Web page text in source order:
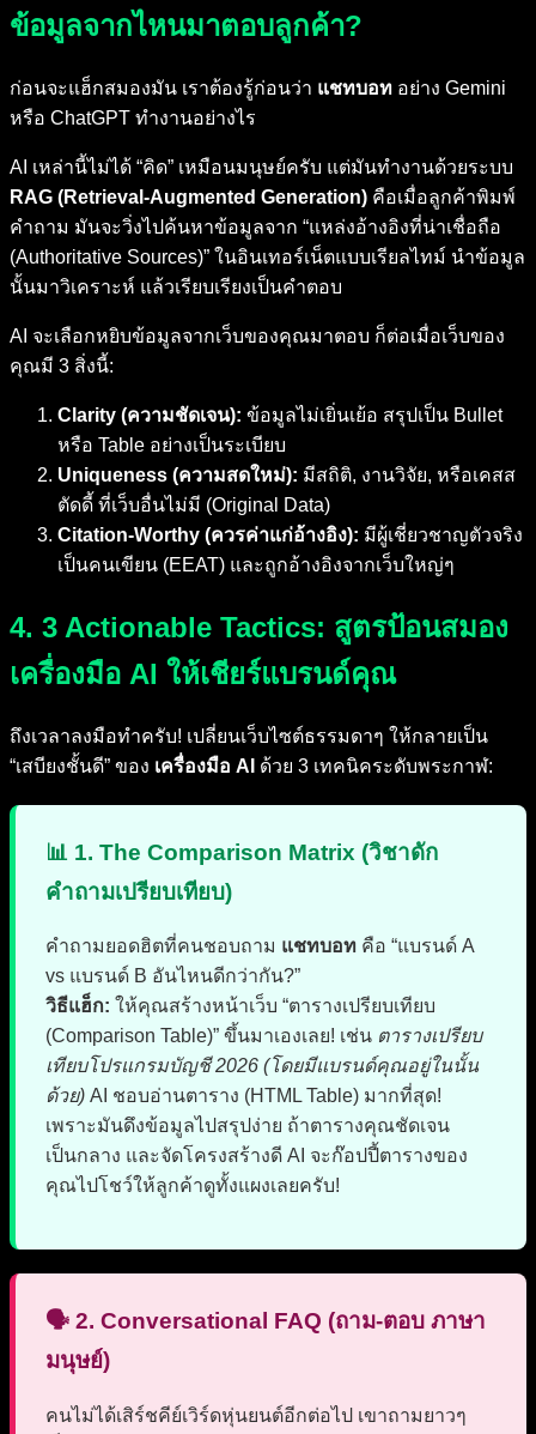
ข้อมูลจากไหนมาตอบลูกค้า?
ก่อนจะแฮ็กสมองมัน เราต้องรู้ก่อนว่า แชทบอท อย่าง Gemini
หรือ ChatGPT ทำงานอย่างไร
AI เหล่านี้ไม่ได้ “คิด” เหมือนมนุษย์ครับ แต่มันทำงานด้วยระบบ
RAG (Retrieval-Augmented Generation) คือเมื่อลูกค้าพิมพ์
คำถาม มันจะวิ่งไปค้นหาข้อมูลจาก “แหล่งอ้างอิงที่น่าเชื่อถือ
(Authoritative Sources)” ในอินเทอร์เน็ตแบบเรียลไทม์ นำข้อมูล
นั้นมาวิเคราะห์ แล้วเรียบเรียงเป็นคำตอบ
AI จะเลือกหยิบข้อมูลจากเว็บของคุณมาตอบ ก็ต่อเมื่อเว็บของ
คุณมี 3 สิ่งนี้:
Clarity (ความชัดเจน): ข้อมูลไม่เยิ่นเย้อ สรุปเป็น Bullet
หรือ Table อย่างเป็นระเบียบ
Uniqueness (ความสดใหม่): มีสถิติ, งานวิจัย, หรือเคสส
ตัดดี้ ที่เว็บอื่นไม่มี (Original Data)
Citation-Worthy (ควรค่าแก่อ้างอิง): มีผู้เชี่ยวชาญตัวจริง
เป็นคนเขียน (EEAT) และถูกอ้างอิงจากเว็บใหญ่ๆ
4. 3 Actionable Tactics: สูตรป้อนสมอง
เครื่องมือ AI ให้เชียร์แบรนด์คุณ
ถึงเวลาลงมือทำครับ! เปลี่ยนเว็บไซต์ธรรมดาๆ ให้กลายเป็น
“เสบียงชั้นดี” ของ เครื่องมือ AI ด้วย 3 เทคนิคระดับพระกาฬ:
📊 1. The Comparison Matrix (วิชาดัก
คำถามเปรียบเทียบ)
คำถามยอดฮิตที่คนชอบถาม แชทบอท คือ “แบรนด์ A
vs แบรนด์ B อันไหนดีกว่ากัน?”
วิธีแฮ็ก: ให้คุณสร้างหน้าเว็บ “ตารางเปรียบเทียบ
(Comparison Table)” ขึ้นมาเองเลย! เช่น ตารางเปรียบ
เทียบโปรแกรมบัญชี 2026 (โดยมีแบรนด์คุณอยู่ในนั้น
ด้วย) AI ชอบอ่านตาราง (HTML Table) มากที่สุด!
เพราะมันดึงข้อมูลไปสรุปง่าย ถ้าตารางคุณชัดเจน
เป็นกลาง และจัดโครงสร้างดี AI จะก๊อปปี้ตารางของ
คุณไปโชว์ให้ลูกค้าดูทั้งแผงเลยครับ!
🗣️ 2. Conversational FAQ (ถาม-ตอบ ภาษา
มนุษย์)
คนไม่ได้เสิร์ชคีย์เวิร์ดหุ่นยนต์อีกต่อไป เขาถามยาวๆ